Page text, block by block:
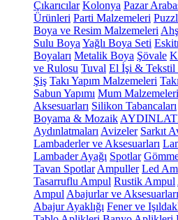
Çıkarıcılar Kolonya Pazar
Ürünleri Parti Malzemeleri
Boya ve Resim Malzemeleri
Sulu Boya Yağlı Boya Seti
Boyaları Metalik Boya Şövale
ve Rulosu Tuval El İşi & Tekstil
Şiş Takı Yapım Malzemeleri
Sabun Yapımı Mum Malzemeleri
Aksesuarları Silikon Tabancaları
Boyama & Mozaik
Aydınlatmaları Avizeler Sarkıt
Lambaderler ve Aksesuarları
Lambader Ayağı Spotlar
Tavan Spotlar Ampuller Led
Tasarruflu Ampul Rustik Ampul
Ampul Abajurlar ve Aksesuarları
Abajur Ayaklığı Fener ve